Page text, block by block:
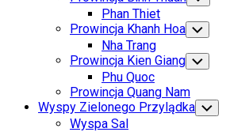
Menu
Child
Menu
Phan Thiet
Prowincja Khanh Hoa Toggle
Child
Menu
Nha Trang
Prowincja Kien Giang Toggle
Child
Phu Quoc
Prowincja Quang Nam
Wyspy Zielonego Przylądka Toggle
Child
Wyspa Sal